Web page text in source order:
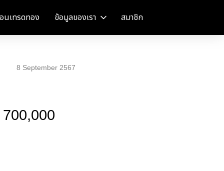
นเทรดทอง ข้อมูลของเรา สมาชิก
8 September 2567